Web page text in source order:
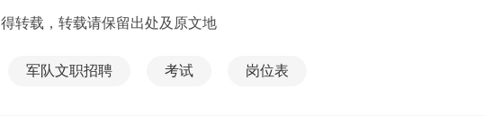
转载，转载请保留出处及原文地
军队文职招聘 考试 岗位表